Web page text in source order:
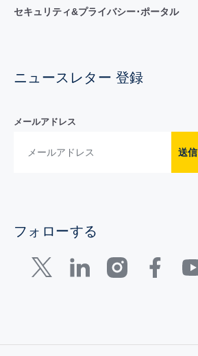
セキュリティ&プライバシー･ポータル
ニュースレター 登録
メールアドレス
送信
フォローする